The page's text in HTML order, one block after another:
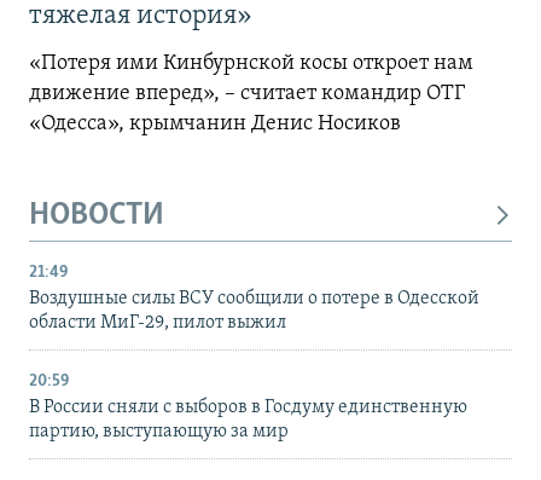
тяжелая история»
«Потеря ими Кинбурнской косы откроет нам
движение вперед», – считает командир ОТГ
«Одесса», крымчанин Денис Носиков
НОВОСТИ
21:49
Воздушные силы ВСУ сообщили о потере в Одесской
области МиГ-29, пилот выжил
20:59
В России сняли с выборов в Госдуму единственную
партию, выступающую за мир